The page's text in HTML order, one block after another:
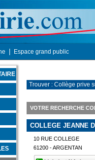
Espace grand public
Trouver : Collège prive
VOTRE RECHERCHE
COLLEGE JEANNE
10 RUE COLLEGE
61200 - ARGENTAN